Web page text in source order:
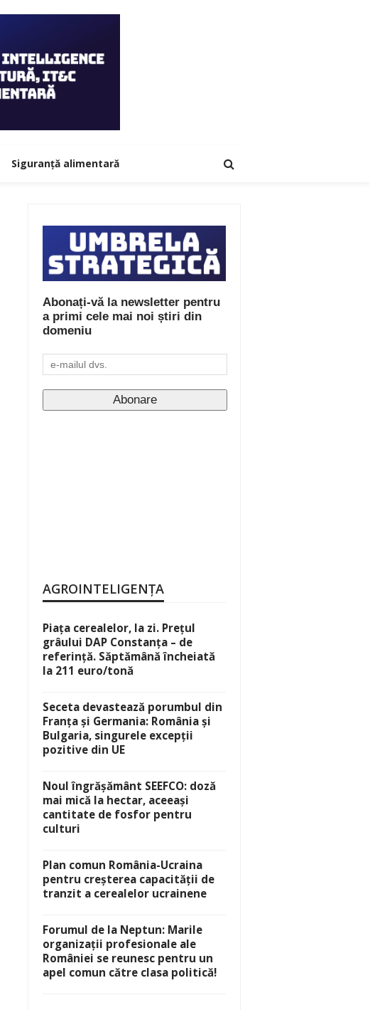
Siguranță alimentară
Abonați-vă la newsletter pentru
a primi cele mai noi știri din
domeniu
AGROINTELIGENȚA
Piața cerealelor, la zi. Prețul
grâului DAP Constanța – de
referință. Săptămână încheiată
la 211 euro/tonă
Seceta devastează porumbul din
Franța și Germania: România și
Bulgaria, singurele excepții
pozitive din UE
Noul îngrășământ SEEFCO: doză
mai mică la hectar, aceeași
cantitate de fosfor pentru
culturi
Plan comun România-Ucraina
pentru creșterea capacității de
tranzit a cerealelor ucrainene
Forumul de la Neptun: Marile
organizații profesionale ale
României se reunesc pentru un
apel comun către clasa politică!